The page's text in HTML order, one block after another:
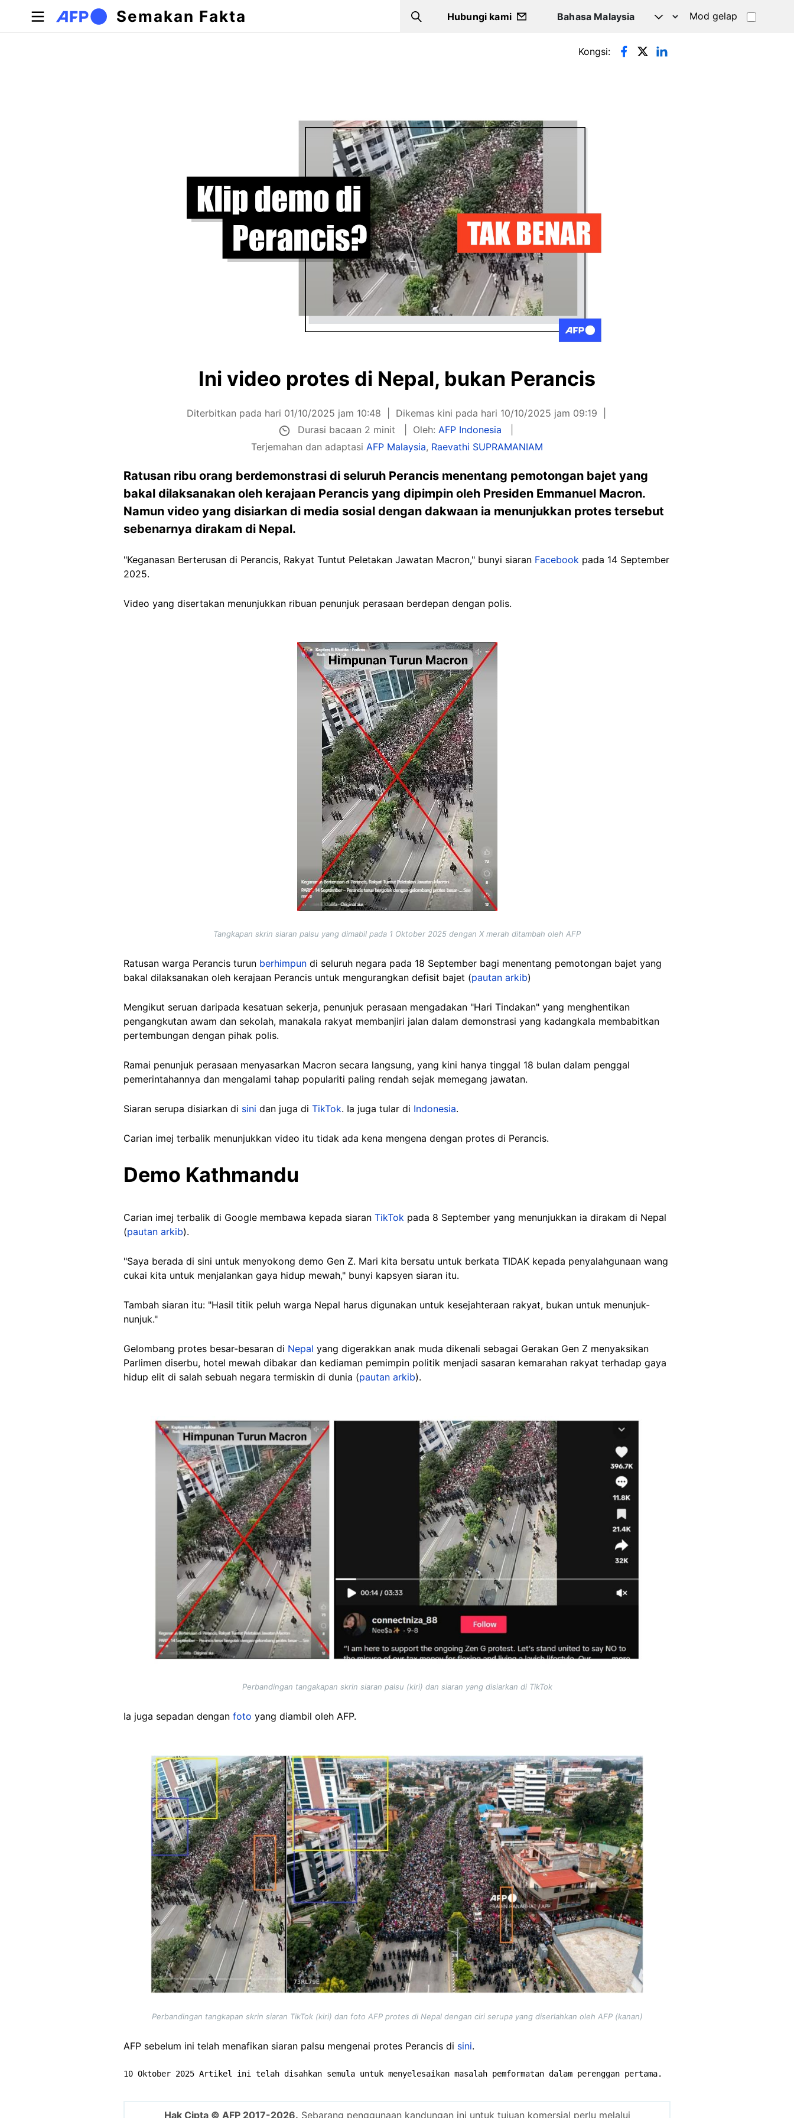
Langkau ke kandungan utama
Semakan Fakta Search
Hubungi kami Mod gelap
Tab-tab utama Kongsi:
Ini video protes di Nepal, bukan Perancis
Diterbitkan pada hari 01/10/2025 jam 10:48
Dikemas kini pada hari 10/10/2025 jam 09:19
Durasi bacaan 2 minit
Oleh:AFP Indonesia
Terjemahan dan adaptasi AFP Malaysia, Raevathi SUPRAMANIAM
Ratusan ribu orang berdemonstrasi di seluruh Perancis menentang pemotongan bajet yang
bakal dilaksanakan oleh kerajaan Perancis yang dipimpin oleh Presiden Emmanuel Macron.
Namun video yang disiarkan di media sosial dengan dakwaan ia menunjukkan protes tersebut
sebenarnya dirakam di Nepal.
"Keganasan Berterusan di Perancis, Rakyat Tuntut Peletakan Jawatan Macron," bunyi siaran Facebook pada 14 September
2025.
Video yang disertakan menunjukkan ribuan penunjuk perasaan berdepan dengan polis.
Tangkapan skrin siaran palsu yang dimabil pada 1 Oktober 2025 dengan X merah ditambah oleh AFP
Ratusan warga Perancis turun berhimpun di seluruh negara pada 18 September bagi menentang pemotongan bajet yang
bakal dilaksanakan oleh kerajaan Perancis untuk mengurangkan defisit bajet (pautan arkib)
Mengikut seruan daripada kesatuan sekerja, penunjuk perasaan mengadakan "Hari Tindakan" yang menghentikan
pengangkutan awam dan sekolah, manakala rakyat membanjiri jalan dalam demonstrasi yang kadangkala membabitkan
pertembungan dengan pihak polis.
Ramai penunjuk perasaan menyasarkan Macron secara langsung, yang kini hanya tinggal 18 bulan dalam penggal
pemerintahannya dan mengalami tahap populariti paling rendah sejak memegang jawatan.
Siaran serupa disiarkan di sini dan juga di TikTok. Ia juga tular di Indonesia.
Carian imej terbalik menunjukkan video itu tidak ada kena mengena dengan protes di Perancis.
Demo Kathmandu
Carian imej terbalik di Google membawa kepada siaran TikTok pada 8 September yang menunjukkan ia dirakam di Nepal
(pautan arkib).
"Saya berada di sini untuk menyokong demo Gen Z. Mari kita bersatu untuk berkata TIDAK kepada penyalahgunaan wang
cukai kita untuk menjalankan gaya hidup mewah," bunyi kapsyen siaran itu.
Tambah siaran itu: "Hasil titik peluh warga Nepal harus digunakan untuk kesejahteraan rakyat, bukan untuk menunjuk-
nunjuk."
Gelombang protes besar-besaran di Nepal yang digerakkan anak muda dikenali sebagai Gerakan Gen Z menyaksikan
Parlimen diserbu, hotel mewah dibakar dan kediaman pemimpin politik menjadi sasaran kemarahan rakyat terhadap gaya
hidup elit di salah sebuah negara termiskin di dunia (pautan arkib).
Perbandingan tangakapan skrin siaran palsu (kiri) dan siaran yang disiarkan di TikTok
Ia juga sepadan dengan foto yang diambil oleh AFP.
Perbandingan tangkapan skrin siaran TikTok (kiri) dan foto AFP protes di Nepal dengan ciri serupa yang diserlahkan oleh AFP (kanan)
AFP sebelum ini telah menafikan siaran palsu mengenai protes Perancis di sini.
10 Oktober 2025 Artikel ini telah disahkan semula untuk menyelesaikan masalah pemformatan dalam perenggan pertama.
Hak Cipta © AFP 2017-2026. Sebarang penggunaan kandungan ini untuk tujuan komersial perlu melalui